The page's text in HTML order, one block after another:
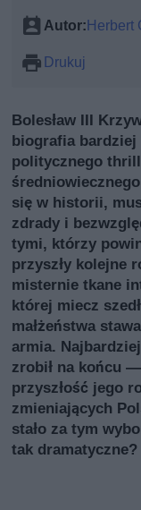
Autor: Herbert
Drukuj
Bolesław III
biografia
politycznego
się w historii,
zdrady i
tymi, którzy
przyszły kolejne
misternie tkane
której miecz
małżeństwa
armia.
zrobił na końcu
przyszłość jego
zmieniających
stało za tym
tak dramatyczne?